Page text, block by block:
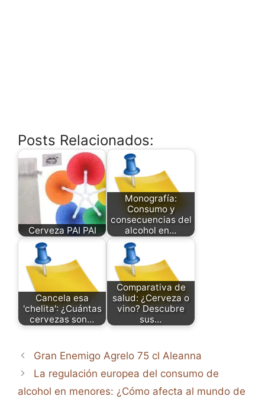
Posts Relacionados:
Cerveza PAI PAI
Monografía:
Consumo y
consecuencias del
alcohol en…
Cancela esa
'chelita': ¿Cuántas
cervezas son…
Comparativa de
salud: ¿Cerveza o
vino? Descubre
sus…
Gran Enemigo Agrelo 75 cl Aleanna
La regulación europea del consumo de
alcohol en menores: ¿Cómo afecta al mundo de